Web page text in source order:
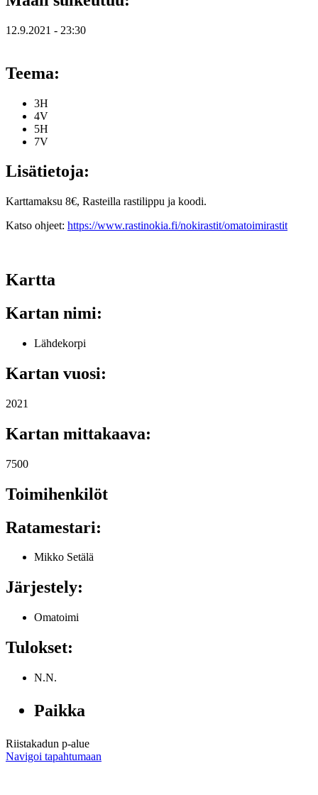
12.9.2021 - 23:30
Teema:
3H
4V
5H
7V
Lisätietoja:
Karttamaksu 8€, Rasteilla rastilippu ja koodi.
Katso ohjeet: https://www.rastinokia.fi/nokirastit/omatoimirastit
Kartta
Kartan nimi:
Lähdekorpi
Kartan vuosi:
2021
Kartan mittakaava:
7500
Toimihenkilöt
Ratamestari:
Mikko Setälä
Järjestely:
Omatoimi
Tulokset:
N.N.
Paikka
Riistakadun p-alue
Navigoi tapahtumaan